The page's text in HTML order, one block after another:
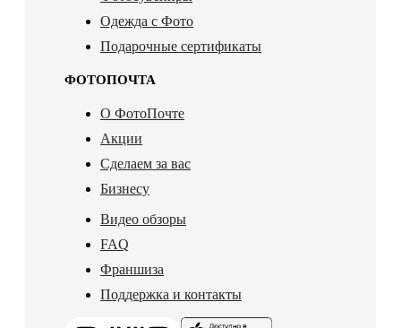
Одежда с Фото
Подарочные сертификаты
ФОТОПОЧТА
О ФотоПочте
Акции
Сделаем за вас
Бизнесу
Видео обзоры
FAQ
Франшиза
Поддержка и контакты